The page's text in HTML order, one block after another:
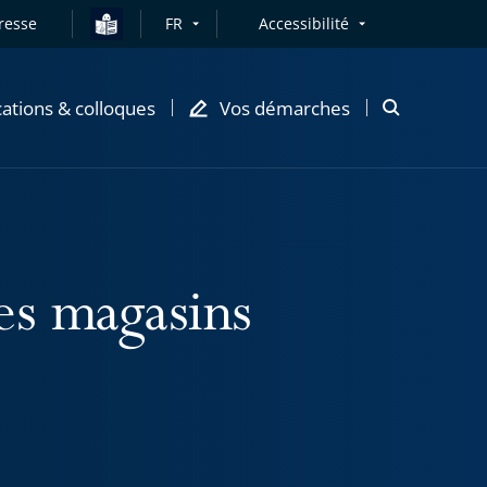
FR Accessibilité
& colloques Vos démarches
Ouvrir
magasins